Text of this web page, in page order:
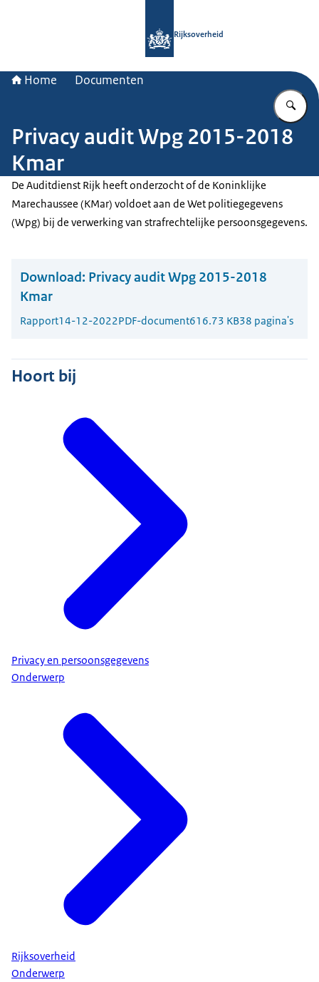
Rijksoverheid
Home Documenten
Privacy audit Wpg 2015-2018
Kmar
De Auditdienst Rijk heeft onderzocht of de Koninklijke
Marechaussee (KMar) voldoet aan de Wet politiegegevens
(Wpg) bij de verwerking van strafrechtelijke persoonsgegevens.
Download: Privacy audit Wpg 2015-2018
Kmar
Rapport14-12-2022PDF-document616.73 KB38 pagina's
Hoort bij
Privacy en persoonsgegevens
Onderwerp
Rijksoverheid
Onderwerp